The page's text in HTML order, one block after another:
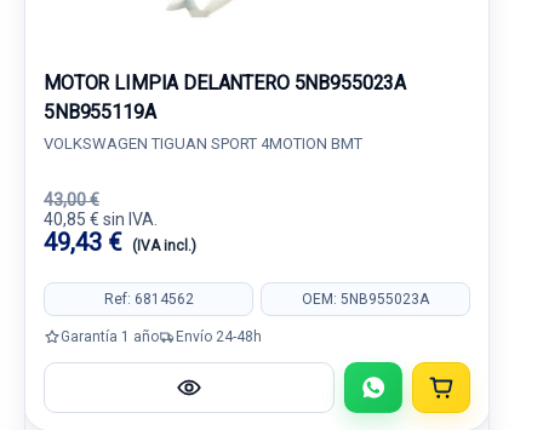
MOTOR LIMPIA DELANTERO 5NB955023A
5NB955119A
VOLKSWAGEN TIGUAN SPORT 4MOTION BMT
43,00 €
40,85 € sin IVA.
49,43 € (IVA incl.)
Ref: 6814562 OEM: 5NB955023A
Garantía 1 año Envío 24-48h